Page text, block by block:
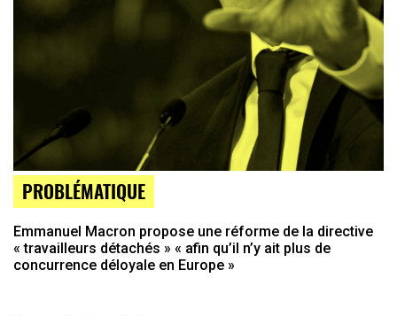
PROBLÉMATIQUE
Emmanuel Macron propose une réforme de la directive
« travailleurs détachés » « afin qu’il n’y ait plus de
concurrence déloyale en Europe »